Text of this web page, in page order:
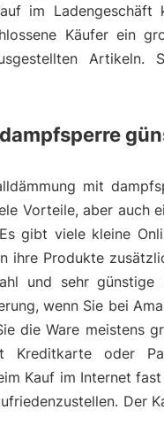
im
Käufer ein
mit
Vorteile, aber auch
gibt viele kleine
ihre Produkte
und sehr
wenn Sie bei
die Ware meistens
Kreditkarte oder
Kauf im Internet
Der